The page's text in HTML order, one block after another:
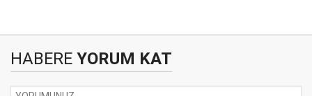
HABERE YORUM KAT